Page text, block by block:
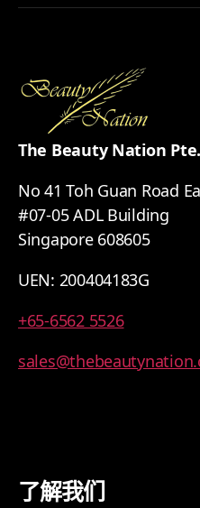
The Beauty Nation
No 41 Toh Guan Road
#07-05 ADL Building
Singapore 608605
UEN: 200404183G
+65-6562 5526
了解我们